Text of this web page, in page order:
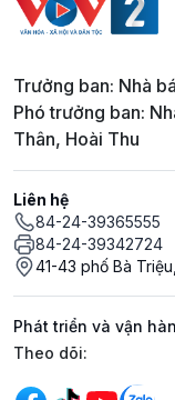
Trưởng ban: Nhà
Phó trưởng ban:
Thân, Hoài Thu
Liên hệ
84-24-39365555
84-24-39342724
41-43 phố Bà
Phát triển và vận
Mạng xã hội
Theo dõi: